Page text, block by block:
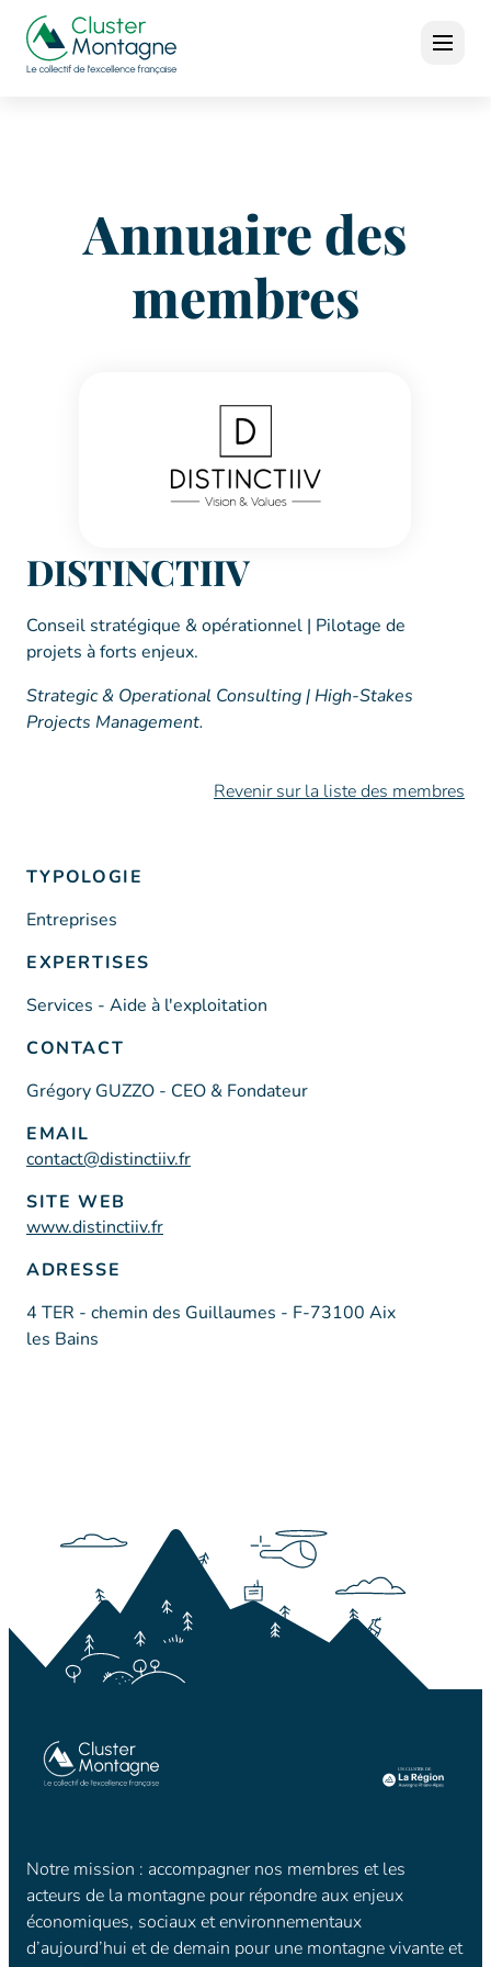
Annuaire des
membres
TYPOLOGIE
Entreprises
EXPERTISES
Services - Aide à l'exploitation
CONTACT
Grégory GUZZO - CEO & Fondateur
EMAIL
contact@distinctiiv.fr
SITE WEB
www.distinctiiv.fr
ADRESSE
4 TER - chemin des Guillaumes - F-73100 Aix
les Bains
DISTINCTIIV
Conseil stratégique & opérationnel | Pilotage de
projets à forts enjeux.
Strategic & Operational Consulting | High-Stakes
Projects Management.
Revenir sur la liste des membres
Notre mission : accompagner nos membres et les
acteurs de la montagne pour répondre aux enjeux
économiques, sociaux et environnementaux
d’aujourd’hui et de demain pour une montagne vivante et